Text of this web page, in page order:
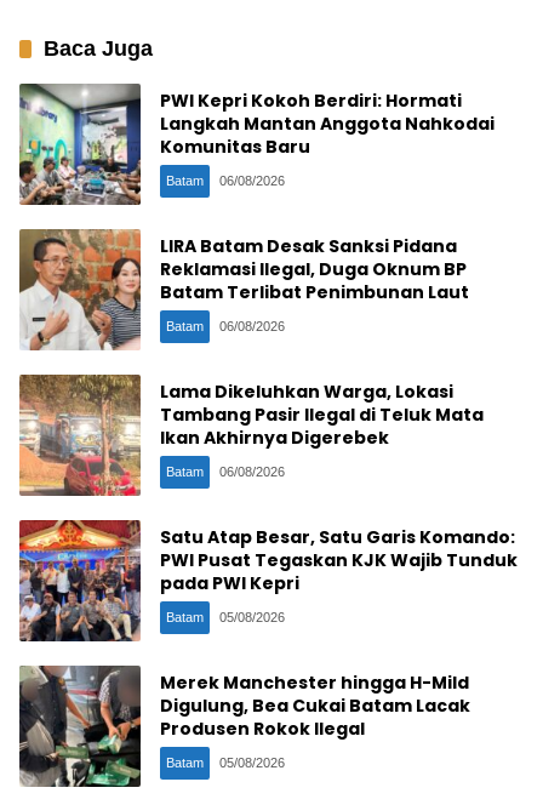
Baca Juga
PWI Kepri Kokoh Berdiri: Hormati
Langkah Mantan Anggota Nahkodai
Komunitas Baru
Batam 06/08/2026
LIRA Batam Desak Sanksi Pidana
Reklamasi Ilegal, Duga Oknum BP
Batam Terlibat Penimbunan Laut
Batam 06/08/2026
Lama Dikeluhkan Warga, Lokasi
Tambang Pasir Ilegal di Teluk Mata
Ikan Akhirnya Digerebek
Batam 06/08/2026
Satu Atap Besar, Satu Garis Komando:
PWI Pusat Tegaskan KJK Wajib Tunduk
pada PWI Kepri
Batam 05/08/2026
Merek Manchester hingga H-Mild
Digulung, Bea Cukai Batam Lacak
Produsen Rokok Ilegal
Batam 05/08/2026